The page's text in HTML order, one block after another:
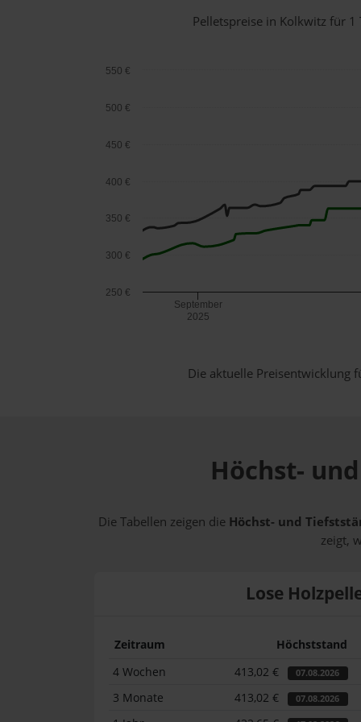
Pelletspreise in Kolkwitz für
September
2025
250 €
300 €
350 €
400 €
450 €
500 €
550 €
Die aktuelle Preisentwicklung
Höchst-
Die Tabellen zeigen die Höchst- und
zeigt,
Lose
Zeitraum Höchststand
4 Wochen
413,02 € 07.08.2026
3 Monate 413,02 € 07.08.2026